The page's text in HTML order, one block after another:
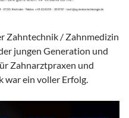
Zahntechnik / Zahnmedizin
jungen Generation und
Zahnarztpraxen und
war ein voller Erfolg.